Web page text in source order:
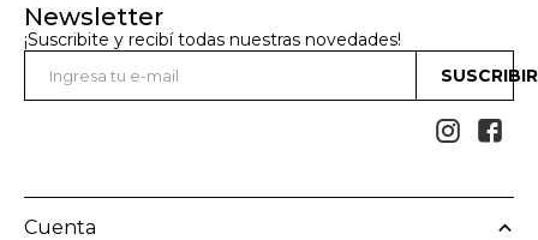
Newsletter
¡Suscribite y recibí todas nuestras novedades!
 
Cuenta